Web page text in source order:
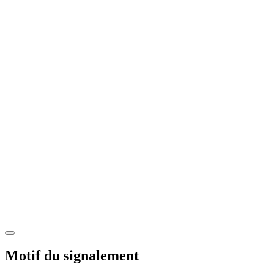
Motif du signalement